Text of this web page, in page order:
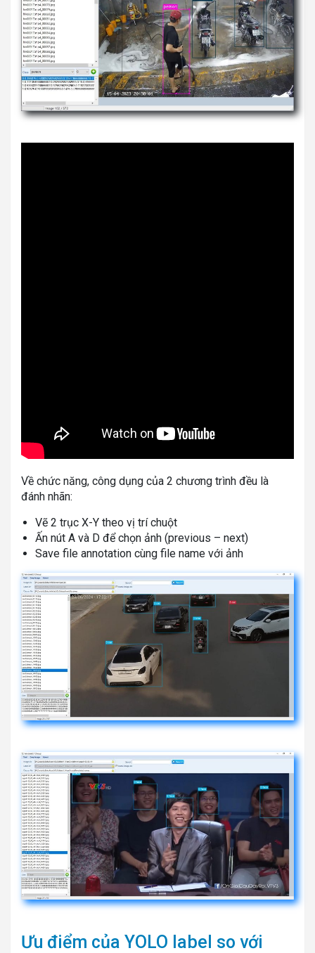
Về chức năng, công dụng của 2 chương trình đều là
đánh nhãn:
Vẽ 2 trục X-Y theo vị trí chuột
Ấn nút A và D để chọn ảnh (previous – next)
Save file annotation cùng file name với ảnh
Ưu điểm của YOLO label so với